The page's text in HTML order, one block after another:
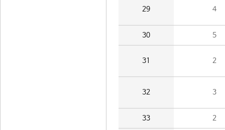
29 4
30 5
31 2
32 3
33 2